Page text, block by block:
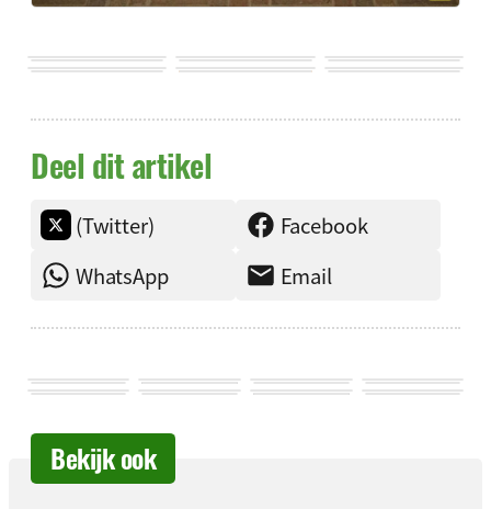
Deel dit artikel
(Twitter)
Facebook
WhatsApp
Email
Bekijk ook